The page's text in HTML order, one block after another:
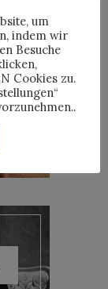
um
indem wir
Besuche
Cookies zu.